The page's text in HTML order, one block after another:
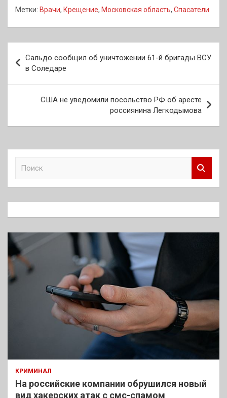
Метки: Врачи, Крещение, Московская область, Спасатели
по
записям
Сальдо сообщил об уничтожении 61-й бригады ВСУ
в Соледаре
США не уведомили посольство РФ об аресте
россиянина Легкодымова
к
КРИМИНАЛ
На российские компании обрушился новый
вид хакерских атак с смс-спамом